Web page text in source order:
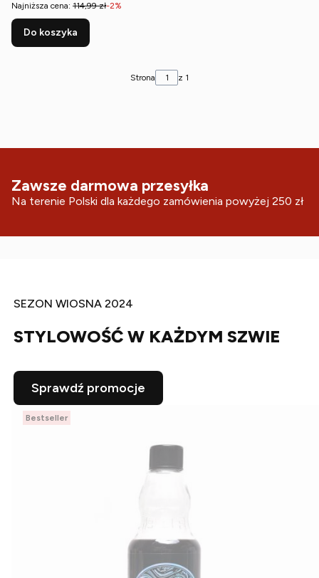
Najniższa cena: 114,99 zł-2%
Do koszyka
Strona z 1
Zawsze darmowa przesyłka
Na terenie Polski dla każdego zamówienia powyżej 250 zł
SEZON WIOSNA 2024
STYLOWOŚĆ W KAŻDYM SZWIE
Sprawdź promocje
Bestseller